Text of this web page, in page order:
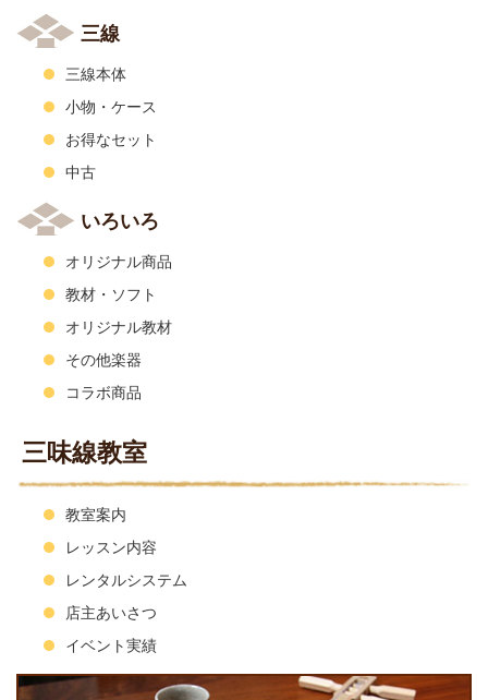
三線
三線本体
小物・ケース
お得なセット
中古
いろいろ
オリジナル商品
教材・ソフト
オリジナル教材
その他楽器
コラボ商品
三味線教室
教室案内
レッスン内容
レンタルシステム
店主あいさつ
イベント実績